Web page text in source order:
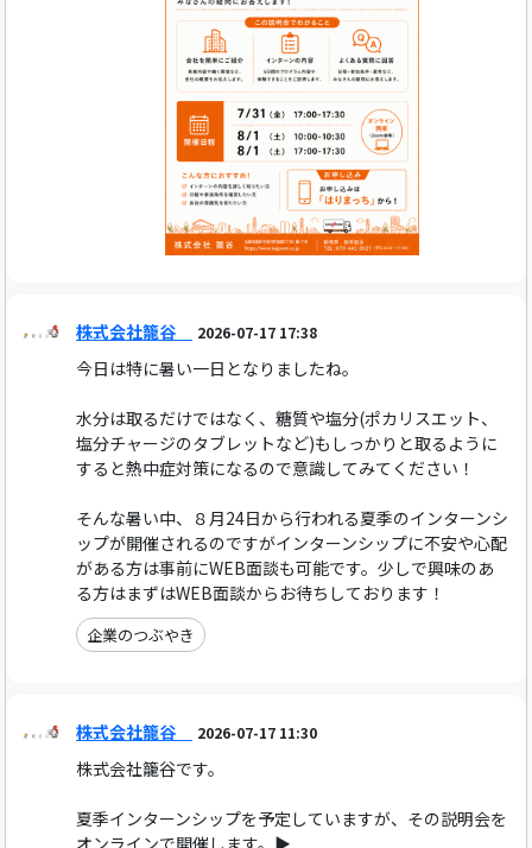
株式会社籠谷 2026-07-17 17:38
今日は特に暑い一日となりましたね。
水分は取るだけではなく、糖質や塩分(ポカリスエット、
塩分チャージのタブレットなど)もしっかりと取るように
すると熱中症対策になるので意識してみてください！
そんな暑い中、８月24日から行われる夏季のインターンシ
ップが開催されるのですがインターンシップに不安や心配
がある方は事前にWEB面談も可能です。少しで興味のあ
る方はまずはWEB面談からお待ちしております！
企業のつぶやき
株式会社籠谷 2026-07-17 11:30
株式会社籠谷です。
夏季インターンシップを予定していますが、その説明会を
オンラインで開催します。▶